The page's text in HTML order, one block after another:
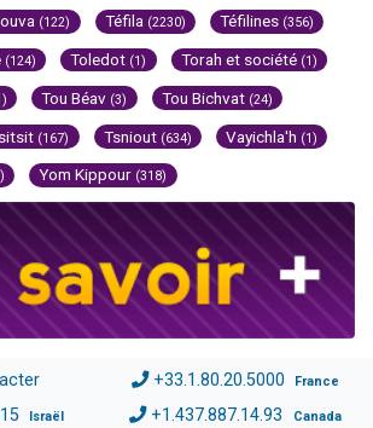
(122) Téfila (2230) Téfilines (356)
(124) Toledot (1) Torah et société (1)
Tou Béav (3) Tou Bichvat (24)
(167) Tsniout (634) Vayichla'h (1)
Yom Kippour (318)
+33.1.80.20.5000 France
Israël +1.437.887.14.93 Canada